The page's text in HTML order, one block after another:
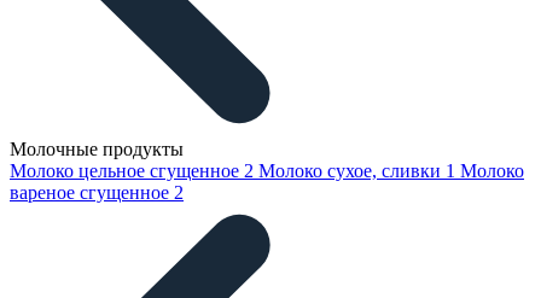
Молочные продукты
Молоко цельное сгущенное 2 Молоко сухое, сливки 1 Молоко
вареное сгущенное 2